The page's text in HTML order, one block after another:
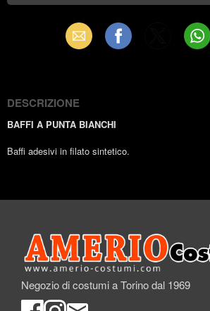
Email Facebook
DESCRIZIONE
BAFFI A PUNTA BIANCHI
Baffi adesivi in filato sintetico.
Negozio di costumi a Torino dal 1969